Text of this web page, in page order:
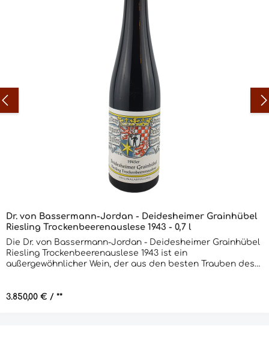
Dr. von Bassermann-Jordan - Deidesheimer Grainhübel
Riesling Trockenbeerenauslese 1943 - 0,7 l
Die Dr. von Bassermann-Jordan - Deidesheimer Grainhübel
Riesling Trockenbeerenauslese 1943 ist ein
außergewöhnlicher Wein, der aus den besten Trauben des
und wurde von einem der bekanntesten Weingüter
Regulärer Preis:
3.850,00 € / **